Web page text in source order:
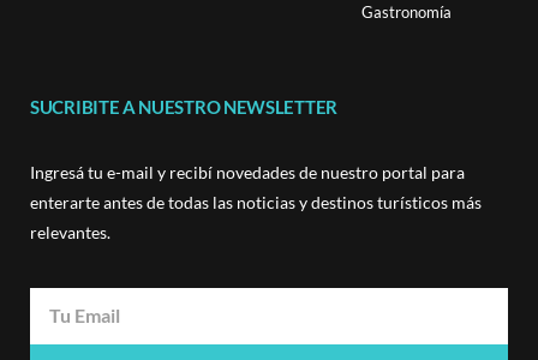
Gastronomía
SUCRIBITE A NUESTRO NEWSLETTER
Ingresá tu e-mail y recibí novedades de nuestro portal para
enterarte antes de todas las noticias y destinos turísticos más
relevantes.